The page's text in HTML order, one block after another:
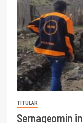
TITULAR
Sernageomin